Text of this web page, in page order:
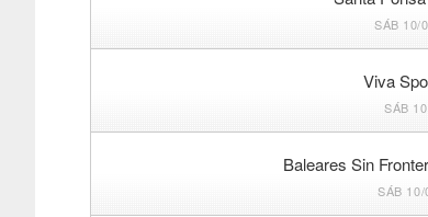
SÁB 10/
Viva
SÁB
Baleares Sin
SÁB